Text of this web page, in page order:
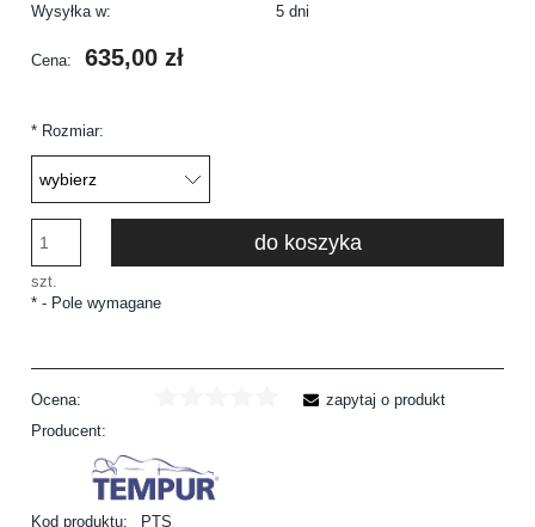
Wysyłka w:
5 dni
Cena: 635,00 zł
* Rozmiar:
szt.
do koszyka
* - Pole wymagane
Ocena:
Producent:
Kod produktu: PTS
zapytaj o produkt